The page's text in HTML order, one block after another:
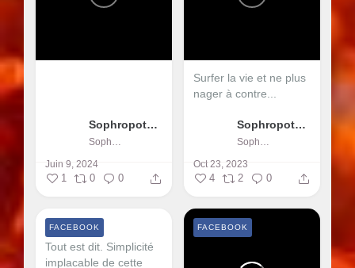
Sophropotentiel
Juin 9, 2024
1 0 0
Surfer la vie et ne plus
nager à contre...
Sophropotentiel
Oct 23, 2023
4 2 0
Tout est dit. Simplicité
implacable de cette
FACEBOOK FACEBOOK